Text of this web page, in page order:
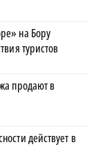
на Бору
туристов
продают в
действует в